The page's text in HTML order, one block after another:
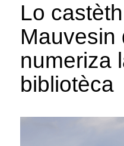
Lo
Mauvesin
numeriza
bibliotèca